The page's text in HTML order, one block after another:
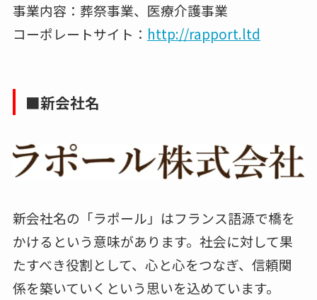
事業内容：葬祭事業、医療介護事業
コーポレートサイト： http://rapport.ltd
■新会社名
新会社名の「ラポール」はフランス語源で橋を
かけるという意味があります。社会に対して果
たすべき役割として、心と心をつなぎ、信頼関
係を築いていくという思いを込めています。